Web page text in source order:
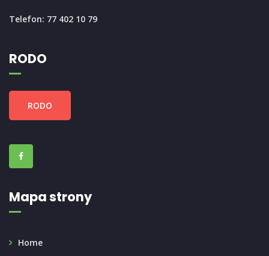
Telefon: 77 402 10 79
RODO
RODO
Mapa strony
Home